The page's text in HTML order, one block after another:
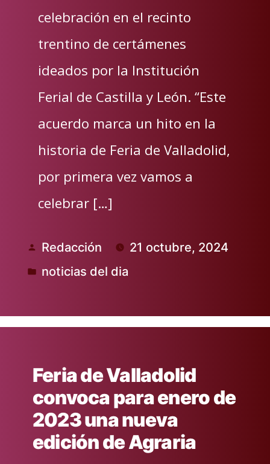
celebración en el recinto
trentino de certámenes
ideados por la Institución
Ferial de Castilla y León. “Este
acuerdo marca un hito en la
historia de Feria de Valladolid,
por primera vez vamos a
celebrar […]
Publicado
por
Redacción 21 octubre, 2024
Publicado
noticias del dia
Feria de Valladolid
convoca para enero de
2023 una nueva
edición de Agraria